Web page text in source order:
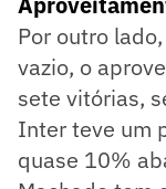
Por outro
vazio, o
sete vitórias,
Inter teve um
quase 10%